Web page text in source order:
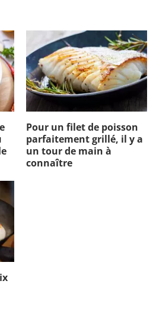
Pour un filet de poisson
parfaitement grillé, il y a
un tour de main à
connaître